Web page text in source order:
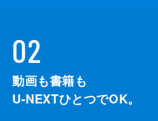
02
動画も書籍も
U-NEXTひとつでOK。